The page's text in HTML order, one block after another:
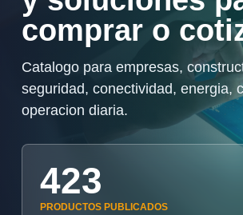
comprar o
Catalogo para empresas,
seguridad, conectividad, energia,
operacion diaria.
423
PRODUCTOS PUBLICADOS